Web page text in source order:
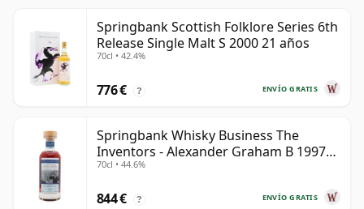
Springbank Scottish Folklore Series 6th
Release Single Malt S 2000 21 años
70cl • 42.4%
ENVÍO GRATIS
776 € ?
Springbank Whisky Business The
Inventors - Alexander Graham B 1997
28 años
70cl • 44.6%
ENVÍO GRATIS
844 € ?